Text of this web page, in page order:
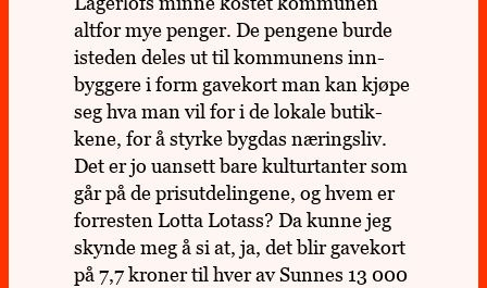
altfor mye penger. De pen­gene burde
iste­den deles ut til kom­mu­nens inn­
byg­gere i form gave­kort man kan kjøpe
seg hva man vil for i de lokale butik­
kene, for å styrke bygdas nærings­liv.
Det er jo uan­sett bare kul­tur­tan­ter som
går på de pris­ut­de­lin­gene, og hvem er
for­res­ten Lotta Lotass? Da kunne jeg
skynde meg å si at, ja, det blir gave­kort
på 7,7 kroner til hver av Sunnes 13 000